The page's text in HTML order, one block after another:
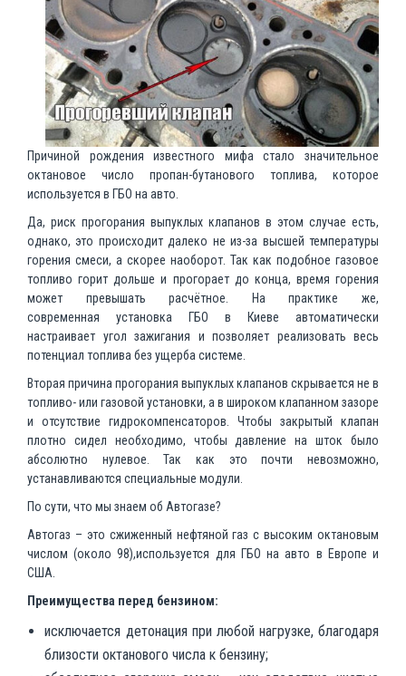
Причиной рождения известного мифа стало значительное
октановое число пропан-бутанового топлива, которое
используется в ГБО на авто.
Да, риск прогорания выпуклых клапанов в этом случае есть,
однако, это происходит далеко не из-за высшей температуры
горения смеси, а скорее наоборот. Так как подобное газовое
топливо горит дольше и прогорает до конца, время горения
может превышать расчётное. На практике же,
современная установка ГБО в Киеве автоматически
настраивает угол зажигания и позволяет реализовать весь
потенциал топлива без ущерба системе.
Вторая причина прогорания выпуклых клапанов скрывается не в
топливо- или газовой установки, а в широком клапанном зазоре
и отсутствие гидрокомпенсаторов. Чтобы закрытый клапан
плотно сидел необходимо, чтобы давление на шток было
абсолютно нулевое. Так как это почти невозможно,
устанавливаются специальные модули.
По сути, что мы знаем об Автогазе?
Автогаз – это сжиженный нефтяной газ с высоким октановым
числом (около 98),используется для ГБО на авто в Европе и
США.
Преимущества перед бензином:
исключается детонация при любой нагрузке, благодаря
близости октанового числа к бензину;